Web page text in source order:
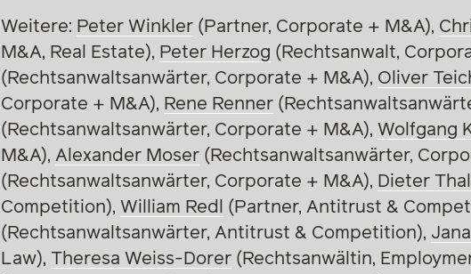
Weitere: Peter Winkler(Partner, Corporate + M&A),
M&A, Real Estate), Peter Herzog (Rechtsanwalt,
(Rechtsanwaltsanwärter, Corporate + M&A), Oliver
Corporate + M&A), Rene Renner
(Rechtsanwaltsanwärter, Corporate + M&A), Wolfgang
M&A), Alexander Moser(Rechtsanwaltsanwärter,
(Rechtsanwaltsanwärter, Corporate + M&A), Dieter
Competition), William Redl (Partner, Antitrust &
(Rechtsanwaltsanwärter, Antitrust & Competition),
Law), Theresa Weiss-Dorer(Rechtsanwältin,